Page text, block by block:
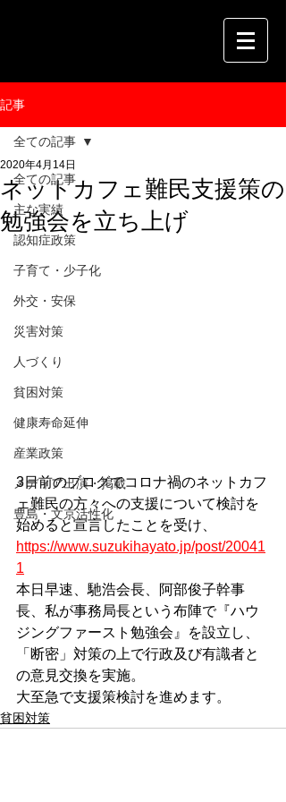
記事
全ての記事
主な実績
認知症政策
子育て・少子化
外交・安保
災害対策
人づくり
貧困対策
健康寿命延伸
産業政策
メディア出演・掲載
豊島・文京活性化
全ての記事
ネットカフェ難民支援策の
勉強会を立ち上げ
2020年4月14日
3日前のブログでコロナ禍のネットカフ
ェ難民の方々への支援について検討を
始めると宣言したことを受け、
https://www.suzukihayato.jp/post/20041
1
本日早速、馳浩会長、阿部俊子幹事
長、私が事務局長という布陣で『ハウ
ジングファースト勉強会』を設立し、
「断密」対策の上で行政及び有識者と
の意見交換を実施。
大至急で支援策検討を進めます。
貧困対策